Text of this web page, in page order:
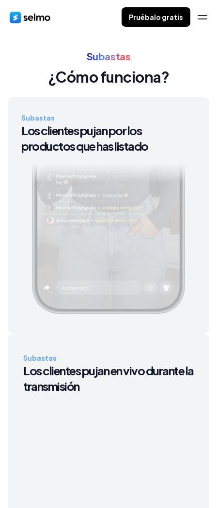
Pruébalo gratis
Subastas
¿Cómo funciona?
Subastas
Los clientes pujan por los
productos que has listado
Subastas
Los clientes pujan en vivo durante la
transmisión